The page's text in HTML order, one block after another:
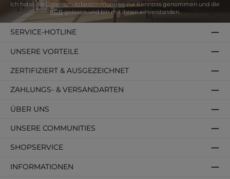
Ich habe die Datenschutzbestimmungenzur Kenntnis genommen und die
AGBgelesen und bin mit ihnen einverstanden.
SERVICE-HOTLINE
SHOPSERVICE
INFORMATIONEN
ZAHLUNGS- & VERSANDARTEN
ÜBER UNS
ZERTIFIZIERT & AUSGEZEICHNET
UNSERE VORTEILE
UNSERE COMMUNITIES